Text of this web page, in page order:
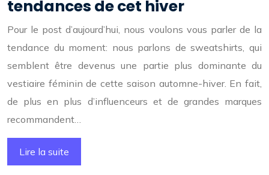
tendances de cet hiver
Pour le post d’aujourd’hui, nous voulons vous parler de la
tendance du moment: nous parlons de sweatshirts, qui
semblent être devenus une partie plus dominante du
vestiaire féminin de cette saison automne-hiver. En fait,
de plus en plus d’influenceurs et de grandes marques
recommandent…
Lire la suite